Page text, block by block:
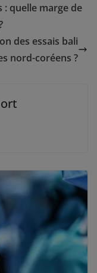
: quelle marge de
des essais bali
nord-coréens ?